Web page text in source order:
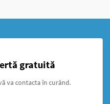
gratuită
va contacta în curând.